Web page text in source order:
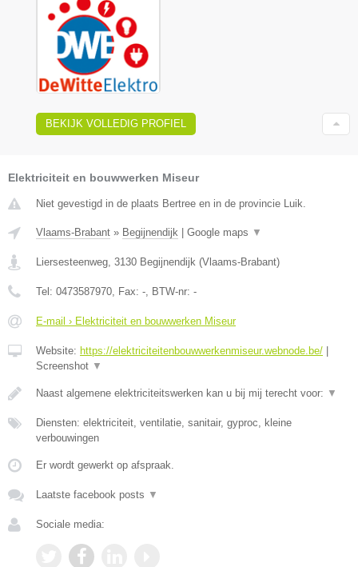
BEKIJK VOLLEDIG PROFIEL
Elektriciteit en bouwwerken Miseur
Niet gevestigd in de plaats Bertree en in de provincie Luik.
Vlaams-Brabant » Begijnendijk Google maps ▼
Liersesteenweg 3130 Begijnendijk (Vlaams-Brabant)
Tel: 0473587970 , Fax: - , BTW-nr: -
E-mail › Elektriciteit en bouwwerken Miseur
Website: https://elektriciteitenbouwwerkenmiseur.webnode.be/
Screenshot ▼
Naast algemene elektriciteitswerken kan u bij mij terecht voor: ▼
Diensten: elektriciteit, ventilatie, sanitair, gyproc, kleine
verbouwingen
Er wordt gewerkt op afspraak.
Laatste facebook posts ▼
Sociale media: